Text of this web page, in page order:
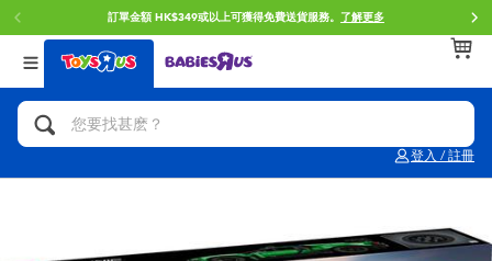
訂單金額 HK$349或以上可獲得免費送貨服務。 了解更多
登入 / 註冊
返回
分類目錄
人氣英雄,角色扮演,射擊玩具
拼砌組合及樂高LEGO
返回
品牌
Brunch Brother 早午餐兄弟
Spider-Man蜘蛛俠
返回
年齢
0~2歳
5~7歳